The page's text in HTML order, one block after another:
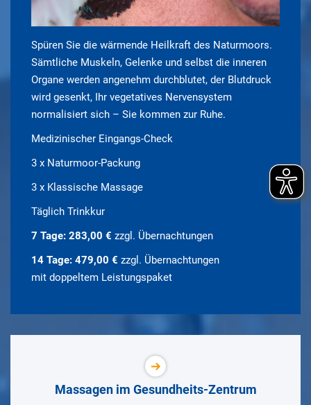
Spüren Sie die wärmende Heilkraft des Naturmoors.
Sämtliche Muskeln, Gelenke und selbst die inneren
Organe werden angenehm durchblutet, der Blutdruck
wird gesenkt, Ihr vegetatives Nervensystem
normalisiert sich – Sie kommen zur Ruhe.
Medizinischer Eingangs-Check
3 x Naturmoor-Packung
3 x Klassische Massage
Täglich Trinkkur
7 Tage: 283,00 € zzgl. Übernachtungen
14 Tage: 479,00 € zzgl. Übernachtungen
mit doppeltem Leistungspaket
Massagen im Gesundheits-Zentrum